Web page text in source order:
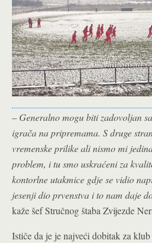
– Generalno mogu biti zadovoljan
igrača na pripremama. S druge
vremenske prilike ali nismo mi
problem, i tu smo uskraćeni za
kontorlne utakmice gdje se vidio
jesenji dio prvenstva i to nam daje
kaže šef Stručnog štaba Zvijezde
Ističe da je je najveći dobitak za